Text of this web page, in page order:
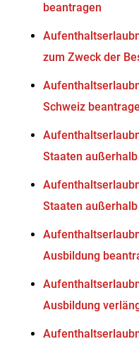
beantragen
zum Zweck der
Schweiz
Staaten außerhalb
Staaten außerhalb
Ausbildung
Ausbildung